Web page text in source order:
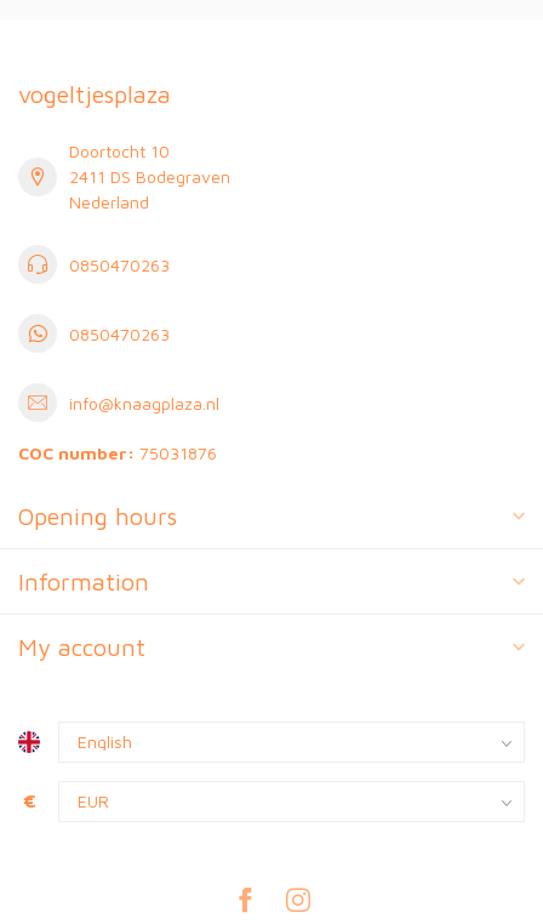
vogeltjesplaza
Doortocht 10
2411 DS Bodegraven
Nederland
0850470263
0850470263
info@knaagplaza.nl
COC number: 75031876
Opening hours
Information
My account
€